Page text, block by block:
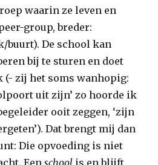
waarin ze leven en
group, breder:
buurt). De school kan
bij te sturen en doet
(- zij het soms wanhopig:
uit zijn’ zo hoorde ik
ooit zeggen, ‘zijn
Dat brengt mij dan
Die opvoeding is niet
Eenschool is en blijft